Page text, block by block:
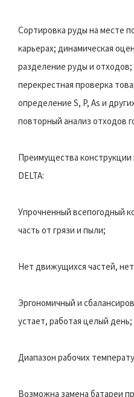
Сортировка руды на месте
карьерах; динамическая
разделение руды и отходов;
перекрестная проверка
определение S, P, As и
повторный анализ отходов
Преимущества конструкции
DELTA:
Упрочненный всепогодный
часть от грязи и пыли;
Нет движущихся частей,
Эргономичный и
устает, работая целый день;
Диапазон рабочих
Возможна замена батареи